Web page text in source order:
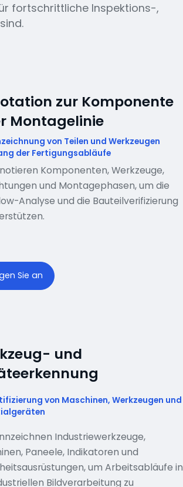
fortschrittliche Inspektions-,
zur Komponente
Montagelinie
von Teilen und Werkzeugen
der Fertigungsabläufe
Komponenten, Werkzeuge,
und Montagephasen, um die
Analyse und die Bauteilverifizierung
Sie an
und
von Maschinen, Werkzeugen und
Industriewerkzeuge,
Paneele, Indikatoren und
um Arbeitsabläufe in
Bildverarbeitung zu